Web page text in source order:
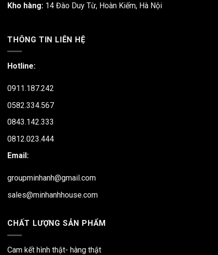
Kho hàng: 14 Đào Duy Từ, Hoàn Kiếm, Hà Nội
THÔNG TIN LIÊN HỆ
Hotline:
0911.187.242
0582.334.567
0843.142.333
0812.023.444
Email:
groupminhanh@gmail.com
sales@minhanhhouse.com
CHẤT LƯỢNG SẢN PHẨM
Cam kết hình thật- hàng thật